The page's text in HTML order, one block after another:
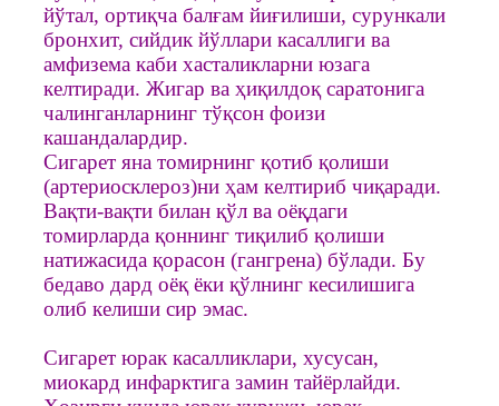
йўтал, ортиқча балғам йиғилиши, сурункали
бронхит, сийдик йўллари касаллиги ва
амфизема каби хасталикларни юзага
келтиради. Жигар ва ҳиқилдоқ саратонига
чалинганларнинг тўқсон фоизи
кашандалардир.
Сигарет яна томирнинг қотиб қолиши
(артериосклероз)ни ҳам келтириб чиқаради.
Вақти-вақти билан қўл ва оёқдаги
томирларда қоннинг тиқилиб қолиши
натижасида қорасон (гангрена) бўлади. Бу
бедаво дард оёқ ёки қўлнинг кесилишига
олиб келиши сир эмас.
Сигарет юрак касалликлари, хусусан,
миокард инфарктига замин тайёрлайди.